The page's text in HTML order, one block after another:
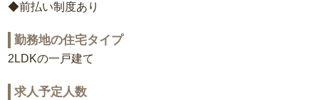
◆前払い制度あり
勤務地の住宅タイプ
2LDKの一戸建て
求人予定人数